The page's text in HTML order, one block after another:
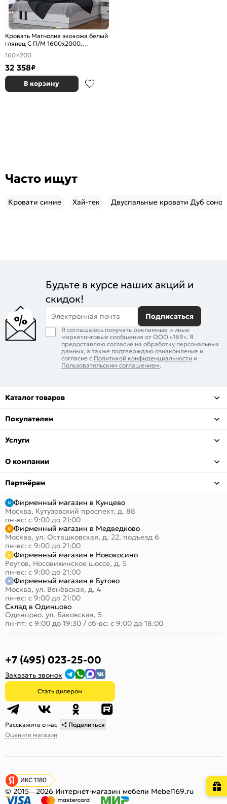
Кровать Магнолия экокожа белый
глянец С П/М 1600x2000,
ортопедическое основание,
изголовье мягкое
160×200
32 358₽
В корзину
Часто ищут
Кровати синие Хай-тек Двуспальные кровати Дуб
Будьте в курсе наших акций и
скидок!
Электронная почта Подписаться
Я соглашаюсь получать рекламные и иные
маркетинговые сообщения от ООО «169». Я
предоставляю согласие на обработку персональных
данных, а также подтверждаю ознакомление и
согласие с Политикой конфиденциальности и
Пользовательским соглашением.
Каталог товаров
Покупателям
Услуги
О компании
Партнёрам
Фирменный магазин в Кунцево
Москва, Кутузовский проспект, д. 88
пн-вс: с 9:00 до 21:00
Фирменный магазин в Медведково
Москва, ул. Осташковская, д. 22, подъезд 6
пн-вс: с 9:00 до 21:00
Фирменный магазин в Новокосино
Реутов, Носовихинское шоссе, д. 5
пн-вс: с 9:00 до 21:00
Фирменный магазин в Бутово
Москва, ул. Венёвская, д. 4
пн-вс: с 9:00 до 21:00
Склад в Одинцово
Одинцово, ул. Баковская, 5
пн-пт: с 9:00 до 19:30 / сб-вс: с 9:00 до 18:00
+7 (495) 023-25-00
Заказать звонок
Стать дилером
Расскажите о нас
Поделиться
Оцените магазин
ИКС 1180
© 2015—2026 Интернет-магазин мебели Mebel169.ru